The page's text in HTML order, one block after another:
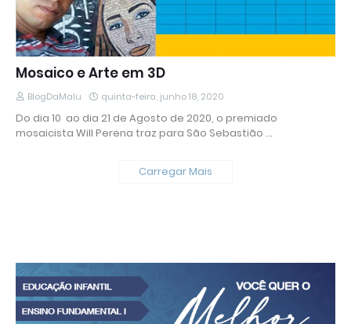
Mosaico e Arte em 3D
BlogDaMalu quinta-feira, junho 18, 2020
Do dia 10 ao dia 21 de Agosto de 2020, o premiado
mosaicista Will Perena traz para São Sebastião …
Carregar Mais